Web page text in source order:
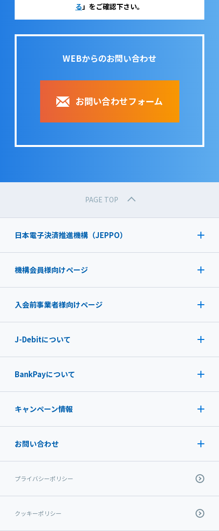
る」をご確認下さい。
WEBからのお問い合わせ
お問い合わせフォーム
PAGE TOP
日本電子決済推進機構（JEPPO）
機構会員様向けページ
入会前事業者様向けページ
J-Debitについて
BankPayについて
キャンペーン情報
お問い合わせ
プライバシーポリシー
クッキーポリシー